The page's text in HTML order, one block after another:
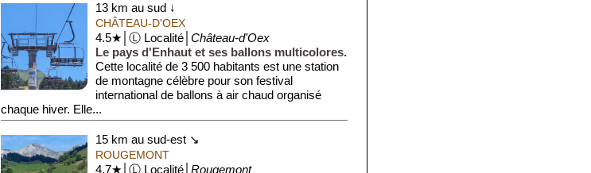
13 km au sud ↓
CHÂTEAU-D'OEX
4.5★│Ⓛ Localité│ Château-d'Oex
Le pays d'Enhaut et ses ballons multicolores.
Cette localité de 3 500 habitants est une station
de montagne célèbre pour son festival
international de ballons à air chaud organisé
chaque hiver. Elle...
15 km au sud-est ↘
ROUGEMONT
4.7★│Ⓛ Localité│ Rougemont